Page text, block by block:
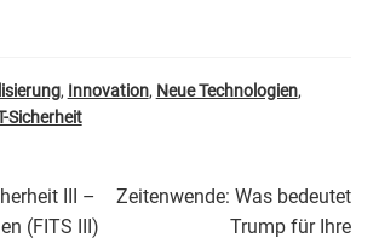
, Innovation, Neue Technologien,
Sicherheit
III –
(FITS III)
Nächster
Zeitenwende: Was bedeutet
Trump für Ihre